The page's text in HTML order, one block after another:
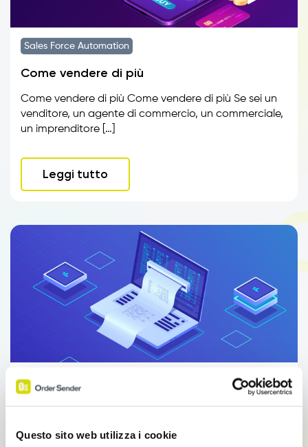
Questo sito web utilizza i cookie
Sales Force Automation
Come vendere di più
Come vendere di più Come vendere di più Se sei un
venditore, un agente di commercio, un commerciale,
un imprenditore […]
Leggi tutto
Integrazioni
Fatture in Cloud Integrazione
Fatture in Cloud Integrazione Fatture in Cloud